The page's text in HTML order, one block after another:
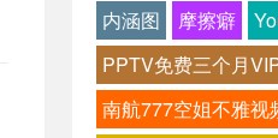
内涵图
摩擦癖
PPTV免费三个月
南航777空姐不雅视